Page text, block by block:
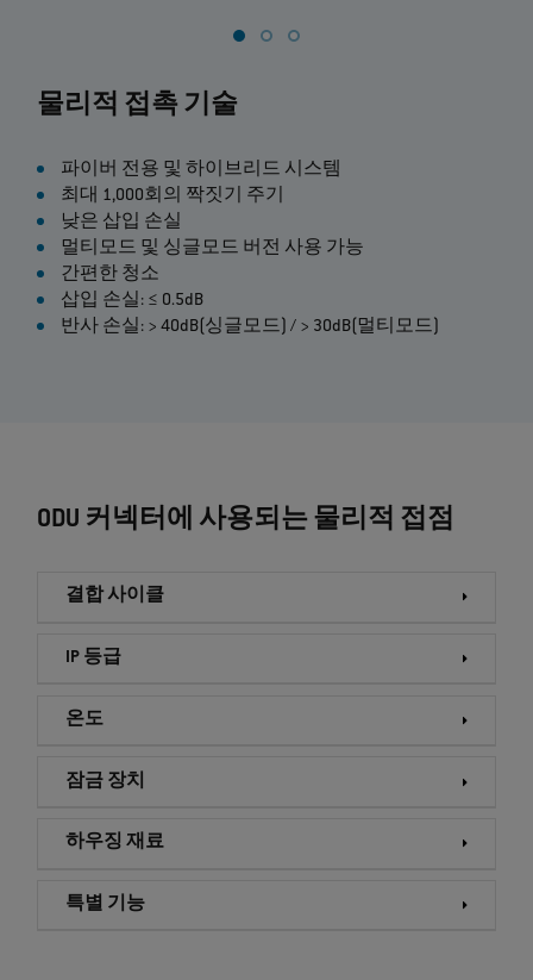
물리적 접촉 기술
파이버 전용 및 하이브리드 시스템
최대 1,000회의 짝짓기 주기
낮은 삽입 손실
멀티모드 및 싱글모드 버전 사용 가능
간편한 청소
삽입 손실: ≤ 0.5dB
반사 손실: > 40dB(싱글모드) / > 30dB(멀티모드)
ODU 커넥터에 사용되는 물리적 접점
결합 사이클
IP 등급
온도
잠금 장치
하우징 재료
특별 기능